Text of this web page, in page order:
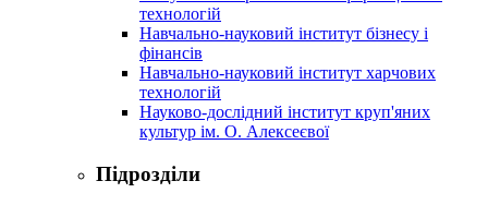
технологій
Навчально-науковий інститут бізнесу і
фінансів
Навчально-науковий інститут харчових
технологій
Науково-дослідний інститут круп'яних
культур ім. О. Алексеєвої
Підрозділи